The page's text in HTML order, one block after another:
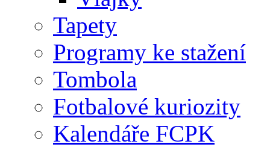
Tapety
Programy ke stažení
Tombola
Fotbalové kuriozity
Kalendáře FCPK